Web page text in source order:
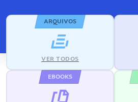
ARQUIVOS
VER TODOS
EBOOKS